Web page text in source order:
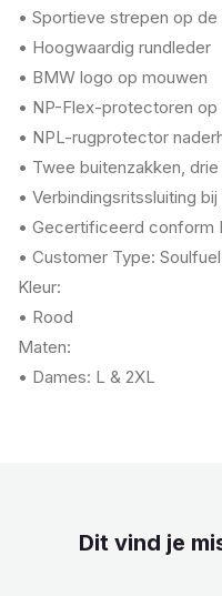
• Sportieve strepen op
• Hoogwaardig rundleder
• BMW logo op mouwen
• NP-Flex-protectoren
• NPL-rugprotector
• Twee buitenzakken,
• Verbindingsritssluiting
• Gecertificeerd conform
• Customer Type: Soulfuel
Kleur:
• Rood
Maten:
• Dames: L & 2XL
Dit vind je